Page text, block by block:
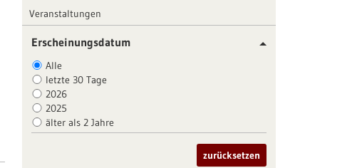
Veranstaltungen
Erscheinungsdatum
Alle
letzte 30 Tage
2026
2025
älter als 2 Jahre
zurücksetzen